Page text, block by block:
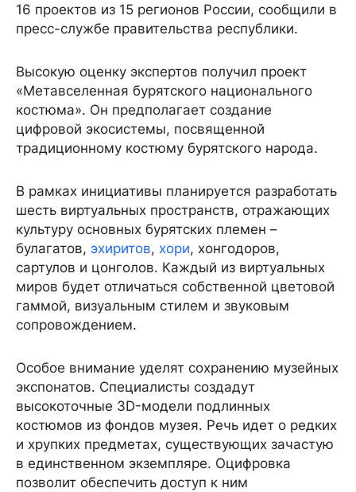
16 проектов из 15 регионов России, сообщили в
пресс-службе правительства республики.
Высокую оценку экспертов получил проект
«Метавселенная бурятского национального
костюма». Он предполагает создание
цифровой экосистемы, посвященной
традиционному костюму бурятского народа.
В рамках инициативы планируется разработать
шесть виртуальных пространств, отражающих
культуру основных бурятских племен –
булагатов, эхиритов, хори, хонгодоров,
сартулов и цонголов. Каждый из виртуальных
миров будет отличаться собственной цветовой
гаммой, визуальным стилем и звуковым
сопровождением.
Особое внимание уделят сохранению музейных
экспонатов. Специалисты создадут
высокоточные 3D-модели подлинных
костюмов из фондов музея. Речь идет о редких
и хрупких предметах, существующих зачастую
в единственном экземпляре. Оцифровка
позволит обеспечить доступ к ним